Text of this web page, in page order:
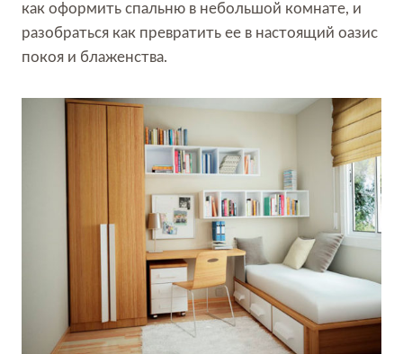
как оформить спальню в небольшой комнате, и
разобраться как превратить ее в настоящий оазис
покоя и блаженства.